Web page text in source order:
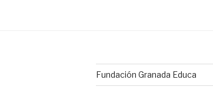
Fundación Granada Educa